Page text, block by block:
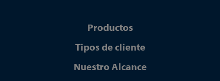
Productos
Tipos de cliente
Nuestro Alcance